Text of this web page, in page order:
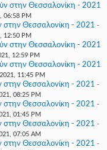
στην Θεσσαλονίκη - 2021
06:58 PM
στην Θεσσαλονίκη - 2021 -
12:50 PM
στην Θεσσαλονίκη - 2021
12:59 PM
στην Θεσσαλονίκη - 2021
11:45 PM
στην Θεσσαλονίκη - 2021 -
08:25 PM
στην Θεσσαλονίκη - 2021 -
01:45 PM
στην Θεσσαλονίκη - 2021 -
07:05 AM
στην Θεσσαλονίκη - 2021 -